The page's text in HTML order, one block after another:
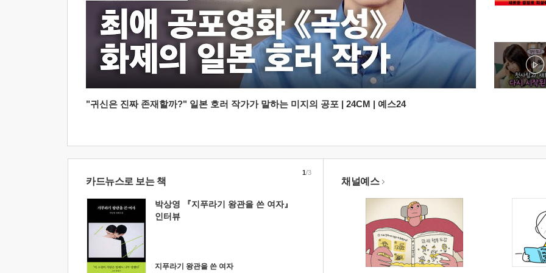
"귀신은 진짜 존재할까?" 일본 호러 작가가 말하는 미지의 공포 | 24CM | 예스24
카드뉴스로 보는 책
박상영 『지푸라기 왕관을 쓴 여자』
인터뷰
지푸라기 왕관을 쓴 여자
1/3
채널예스